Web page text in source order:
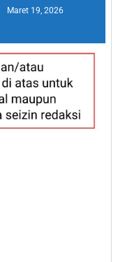
Maret 19, 2026